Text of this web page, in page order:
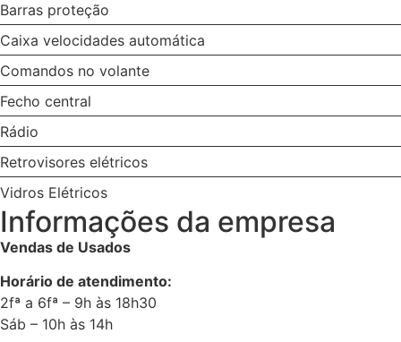
Barras proteção
Caixa velocidades automática
Comandos no volante
Fecho central
Rádio
Retrovisores elétricos
Vidros Elétricos
Informações da empresa
Vendas de Usados
Horário de atendimento:
2fª a 6fª – 9h às 18h30
Sáb – 10h às 14h